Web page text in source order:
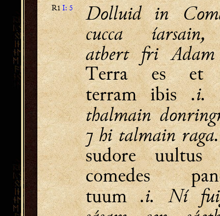
R1I: 5
Dolluid in
cucca
atbert fri
Terra es et
terram ibis.i.
thalmain
⁊ hi talmain
sudore uultus
comedes
tuum.i. Ní